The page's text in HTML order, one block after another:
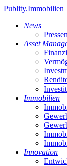
Publity.Immobilien
News
Asset
Immobilien
Innovation